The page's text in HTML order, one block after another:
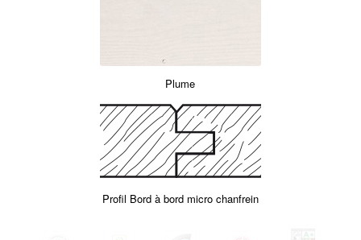
Plume
Profil Bord à bord micro chanfrein